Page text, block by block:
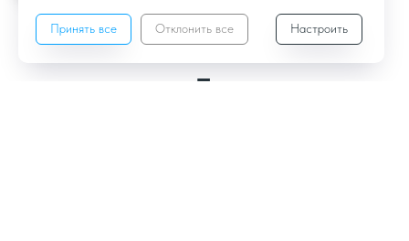
Быстро
Принять все Отклонить все Настроить